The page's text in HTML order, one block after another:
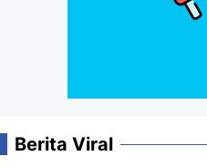
Berita Viral